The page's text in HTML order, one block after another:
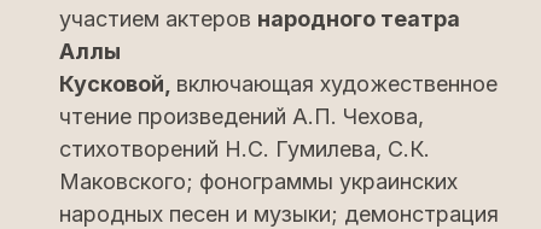
участием актеров народного театра
Аллы
Кусковой, включающая художественное
чтение произведений А.П. Чехова,
стихотворений Н.С. Гумилева, С.К.
Маковского; фонограммы украинских
народных песен и музыки; демонстрация